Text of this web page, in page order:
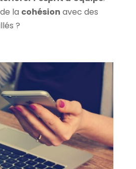
la cohésion avec des
?